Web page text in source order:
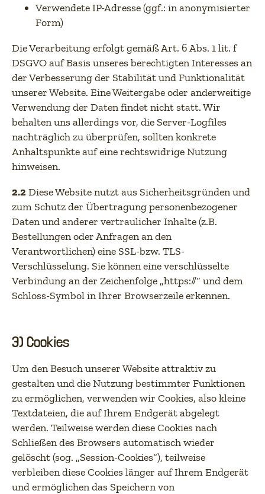
Verwendete IP-Adresse (ggf.: in anonymisierter
Form)
Die Verarbeitung erfolgt gemäß Art. 6 Abs. 1 lit. f
DSGVO auf Basis unseres berechtigten Interesses an
der Verbesserung der Stabilität und Funktionalität
unserer Website. Eine Weitergabe oder anderweitige
Verwendung der Daten findet nicht statt. Wir
behalten uns allerdings vor, die Server-Logfiles
nachträglich zu überprüfen, sollten konkrete
Anhaltspunkte auf eine rechtswidrige Nutzung
hinweisen.
2.2Diese Website nutzt aus Sicherheitsgründen und
zum Schutz der Übertragung personenbezogener
Daten und anderer vertraulicher Inhalte (z.B.
Bestellungen oder Anfragen an den
Verantwortlichen) eine SSL-bzw. TLS-
Verschlüsselung. Sie können eine verschlüsselte
Verbindung an der Zeichenfolge „https://“ und dem
Schloss-Symbol in Ihrer Browserzeile erkennen.
3) Cookies
Um den Besuch unserer Website attraktiv zu
gestalten und die Nutzung bestimmter Funktionen
zu ermöglichen, verwenden wir Cookies, also kleine
Textdateien, die auf Ihrem Endgerät abgelegt
werden. Teilweise werden diese Cookies nach
Schließen des Browsers automatisch wieder
gelöscht (sog. „Session-Cookies“), teilweise
verbleiben diese Cookies länger auf Ihrem Endgerät
und ermöglichen das Speichern von